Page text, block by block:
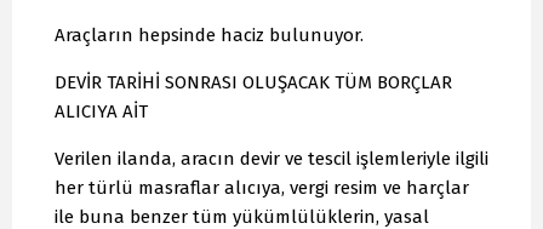
Araçların hepsinde haciz bulunuyor.
DEVİR TARİHİ SONRASI OLUŞACAK TÜM BORÇLAR
ALICIYA AİT
Verilen ilanda, aracın devir ve tescil işlemleriyle ilgili
her türlü masraflar alıcıya, vergi resim ve harçlar
ile buna benzer tüm yükümlülüklerin, yasal